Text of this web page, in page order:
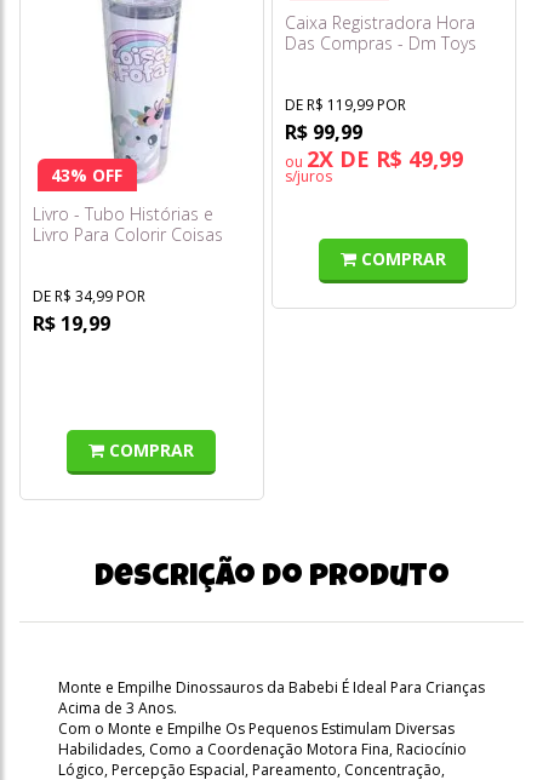
43% OFF
Livro - Tubo Histórias e
Livro Para Colorir Coisas
DE R$ 34,99 POR
R$ 19,99
COMPRAR
Caixa Registradora Hora
Das Compras - Dm Toys
DE R$ 119,99 POR
R$ 99,99
ou 2X DE R$ 49,99
s/juros
COMPRAR
Descrição do produto
Monte e Empilhe Dinossauros da Babebi É Ideal Para Crianças
Acima de 3 Anos.
Com o Monte e Empilhe Os Pequenos Estimulam Diversas
Habilidades, Como a Coordenação Motora Fina, Raciocínio
Lógico, Percepção Espacial, Pareamento, Concentração,